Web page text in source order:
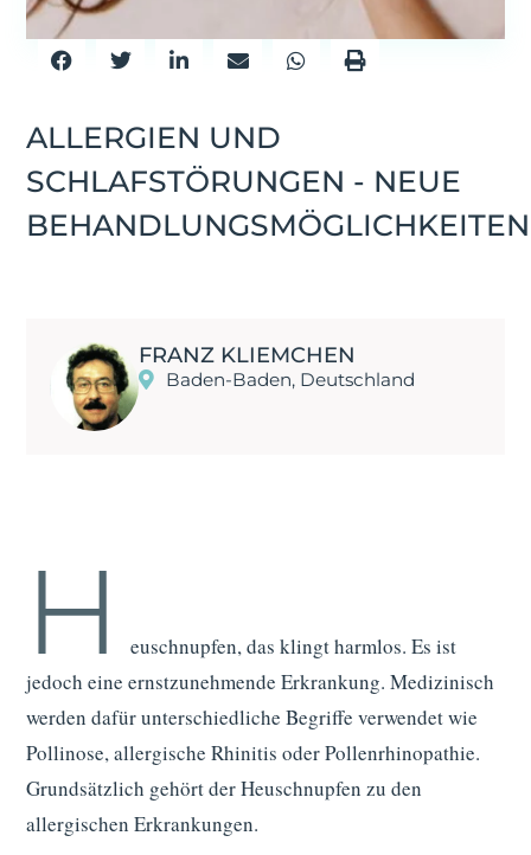
ALLERGIEN UND
SCHLAFSTÖRUNGEN - NEUE
BEHANDLUNGSMÖGLICHKEITEN
FRANZ KLIEMCHEN
Baden-Baden, Deutschland
H
euschnupfen, das klingt harmlos. Es ist
jedoch eine ernstzunehmende Erkrankung. Medizinisch
werden dafür unterschiedliche Begriffe verwendet wie
Pollinose, allergische Rhinitis oder Pollenrhinopathie.
Grundsätzlich gehört der Heuschnupfen zu den
allergischen Erkrankungen.